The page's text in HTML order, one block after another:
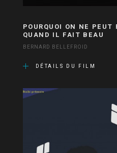
POURQUOI ON NE PEUT
QUAND IL FAIT BEAU
BERNARD BELLEFROID
DÉTAILS DU FILM